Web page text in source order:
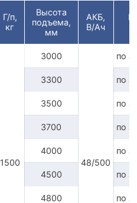
Г/п,
кг
Высота
подъема,
мм
АКБ,
В/Ач
1500
3000
48/500
по
3300 по
3500 по
3700 по
4000 по
4500 по
4800 по